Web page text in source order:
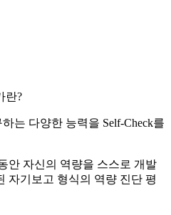
란?
는 다양한 능력을 Self-Check를
안 자신의 역량을 스스로 개발
자기보고 형식의 역량 진단 평